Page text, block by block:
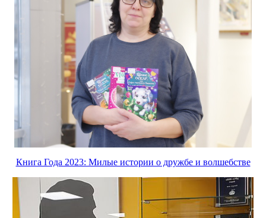
Книга Года 2023: Милые истории о дружбе и волшебстве